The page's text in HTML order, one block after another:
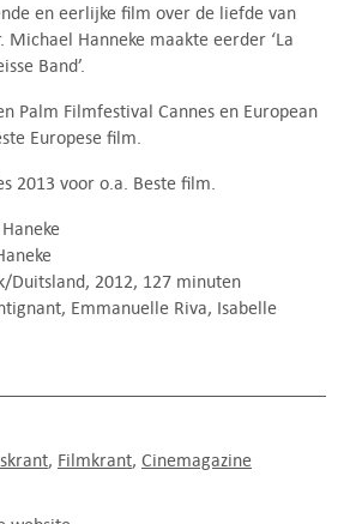
en eerlijke film over de liefde van
Michael Hanneke maakte eerder ‘La
Band’.
Palm Filmfestival Cannes en European
Europese film.
2013 voor o.a. Beste film.
Duitsland, 2012, 127 minuten
Emmanuelle Riva, Isabelle
Filmkrant Cinemagazine